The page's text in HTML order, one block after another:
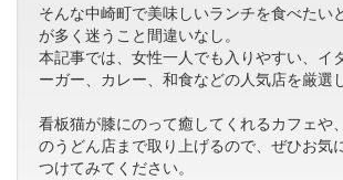
そんな中崎町で美味しいランチを食べたい
が多く迷うこと間違いなし。
本記事では、女性一人でも入りやすい、イ
ーガー、カレー、和食などの人気店を厳選
看板猫が膝にのって癒してくれるカフェや
のうどん店まで取り上げるので、ぜひお気
つけてみてください。